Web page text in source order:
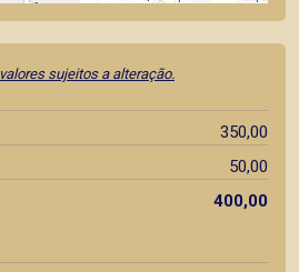
valores sujeitos a alteração.
350,00
50,00
400,00